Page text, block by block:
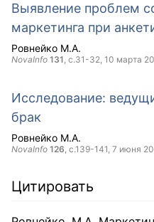
Выявление проблем
маркетинга при
Ровнейко М.А.
NovaInfo 131, с.31-32, 10 марта
Исследование:
брак
Ровнейко М.А.
NovaInfo 126, с.139-141, 7 июня
Цитировать